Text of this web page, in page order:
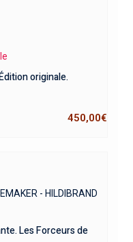
originale.
450,00€
- HILDIBRAND
Les Forceurs de